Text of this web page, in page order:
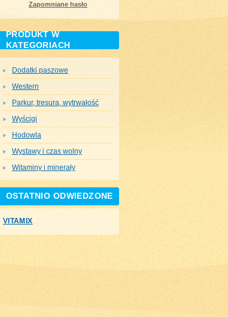
Zapomniane hasło
PRODUKT W
KATEGORIACH
Dodatki paszowe
Western
Parkur, tresura, wytrwałość
Wyścigi
Hodowla
Wystawy i czas wolny
Witaminy i minerały
OSTATNIO ODWIEDZONE
VITAMIX